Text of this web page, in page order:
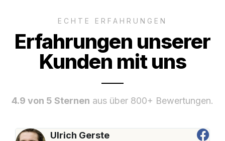
ECHTE ERFAHRUNGEN
Erfahrungen unserer
Kunden mit uns
4.9 von 5 Sternen aus über 800+ Bewertungen.
Ulrich Gerste